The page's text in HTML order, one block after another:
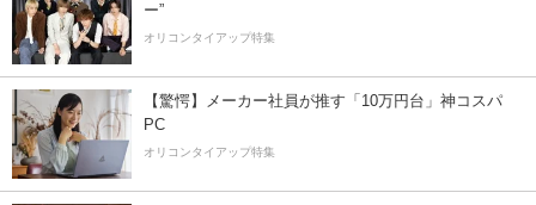
ー”
オリコンタイアップ特集
【驚愕】メーカー社員が推す「10万円台」神コスパ
PC
オリコンタイアップ特集